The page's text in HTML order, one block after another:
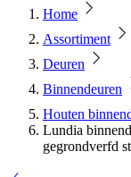
Home
Assortiment
Deuren
Binnendeuren
Houten
Lundia
gegrondverfd